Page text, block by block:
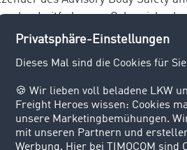
Leitfaden zur
delegiert werden. Sie muss zur
regelmäßiger
implementiert, ist heute schon
zudem ein oft übersehenes
gilt, werde
Transporten – nach wie vor